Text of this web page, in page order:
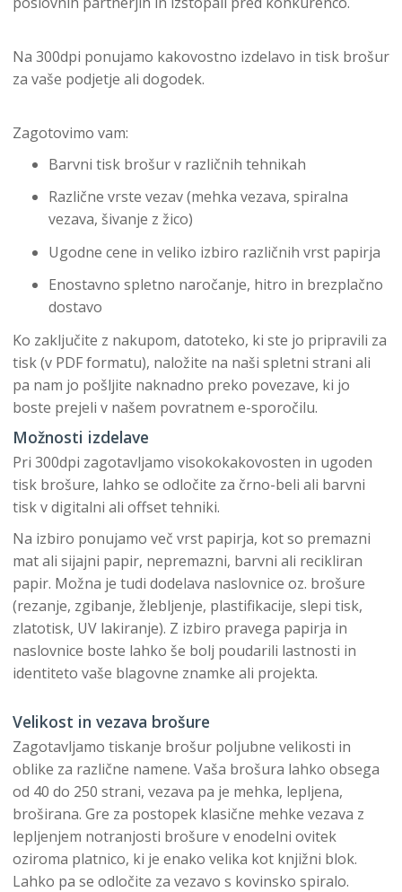
Na 300dpi ponujamo kakovostno izdelavo in tisk brošur
za vaše podjetje ali dogodek.
Zagotovimo vam:
Barvni tisk brošur v različnih tehnikah
Različne vrste vezav (mehka vezava, spiralna
vezava, šivanje z žico)
Ugodne cene in veliko izbiro različnih vrst papirja
Enostavno spletno naročanje, hitro in brezplačno
dostavo
Ko zaključite z nakupom, datoteko, ki ste jo pripravili za
tisk (v PDF formatu), naložite na naši spletni strani ali
pa nam jo pošljite naknadno preko povezave, ki jo
boste prejeli v našem povratnem e-sporočilu.
Možnosti izdelave
Pri 300dpi zagotavljamo visokokakovosten in ugoden
tisk brošure, lahko se odločite za črno-beli ali barvni
tisk v digitalni ali offset tehniki.
Na izbiro ponujamo več vrst papirja, kot so premazni
mat ali sijajni papir, nepremazni, barvni ali recikliran
papir. Možna je tudi dodelava naslovnice oz. brošure
(rezanje, zgibanje, žlebljenje, plastifikacije, slepi tisk,
zlatotisk, UV lakiranje). Z izbiro pravega papirja in
naslovnice boste lahko še bolj poudarili lastnosti in
identiteto vaše blagovne znamke ali projekta.
Velikost in vezava brošure
Zagotavljamo tiskanje brošur poljubne velikosti in
oblike za različne namene. Vaša brošura lahko obsega
od 40 do 250 strani, vezava pa je mehka, lepljena,
broširana. Gre za postopek klasične mehke vezava z
lepljenjem notranjosti brošure v enodelni ovitek
oziroma platnico, ki je enako velika kot knjižni blok.
Lahko pa se odločite za vezavo s kovinsko spiralo.